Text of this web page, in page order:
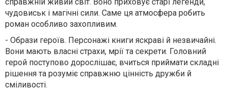
чудовиськ і магічні сили. Саме ця атмосфера робить
роман особливо захопливим.
- Образи героїв. Персонажі книги яскраві й незвичайні.
Вони мають власні страхи, мрії та секрети. Головний
герой поступово дорослішає, вчиться приймати складні
рішення та розуміє справжню цінність дружби й
сміливості.